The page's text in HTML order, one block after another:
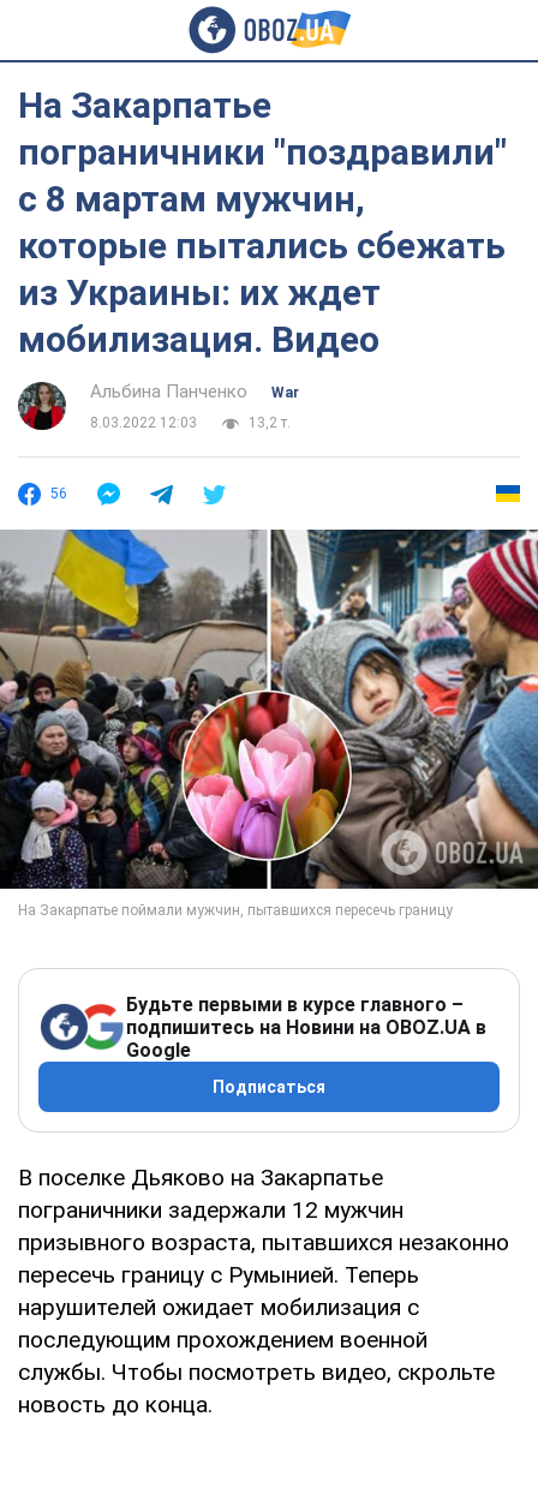
На Закарпатье
пограничники "поздравили"
с 8 мартам мужчин,
которые пытались сбежать
из Украины: их ждет
мобилизация. Видео
Альбина Панченко
War
8.03.2022 12:03
13,2 т.
56
Будьте первыми в курсе главного –
подпишитесь на Новини на OBOZ.UA в
Google
Подписаться
В поселке Дьяково на Закарпатье
пограничники задержали 12 мужчин
призывного возраста, пытавшихся незаконно
пересечь границу с Румынией. Теперь
нарушителей ожидает мобилизация с
последующим прохождением военной
службы. Чтобы посмотреть видео, скрольте
новость до конца.